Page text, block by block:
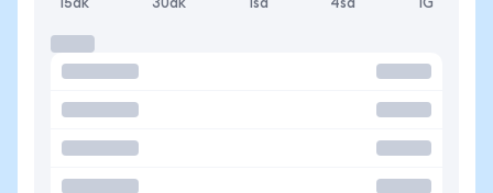
15dk 30dk 1sa 4sa 1G